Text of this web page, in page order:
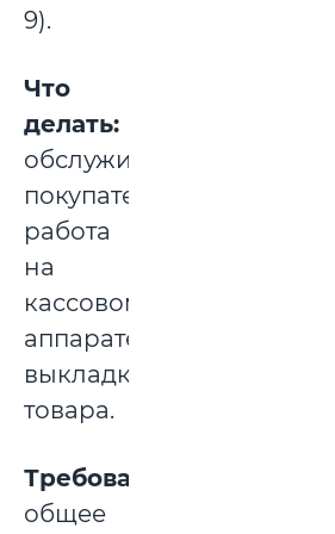
9).
Что
делать:
обслуживании
покупателей,
работа
на
кассовом
аппарате,
выкладка
товара.
Требования:
общее